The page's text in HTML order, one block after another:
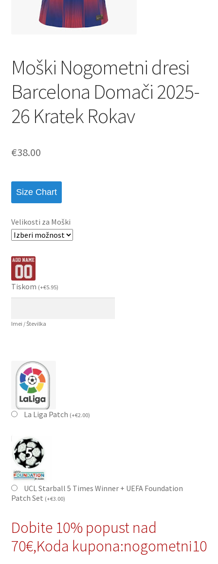
Moški Nogometni dresi
Barcelona Domači 2025-
26 Kratek Rokav
€38.00
Size Chart
Velikosti za Moški
Tiskom (+€5.95)
Imei / Številka
La Liga Patch (+€2.00)
UCL Starball 5 Times Winner + UEFA Foundation
Patch Set (+€3.00)
Dobite 10% popust nad
70€,Koda kupona:nogometni10